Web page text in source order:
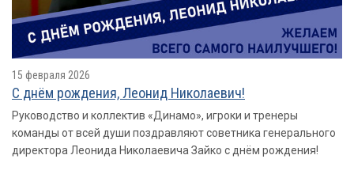
15 февраля 2026
С днём рождения, Леонид Николаевич!
Руководство и коллектив «Динамо», игроки и тренеры
команды от всей души поздравляют советника генерального
директора Леонида Николаевича Зайко с днём рождения!